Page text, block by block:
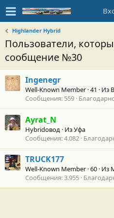
Highlander Hybrid
Пользователи,
сообщение №30
Ingenegr
Well-Known Member ·41 · Из
Сообщения 559
Ayrat_N
Hybridовод · ИзУфа
Сообщения 4.082
TRUCK177
Well-Known Member ·60 · Из
Сообщения 3.955